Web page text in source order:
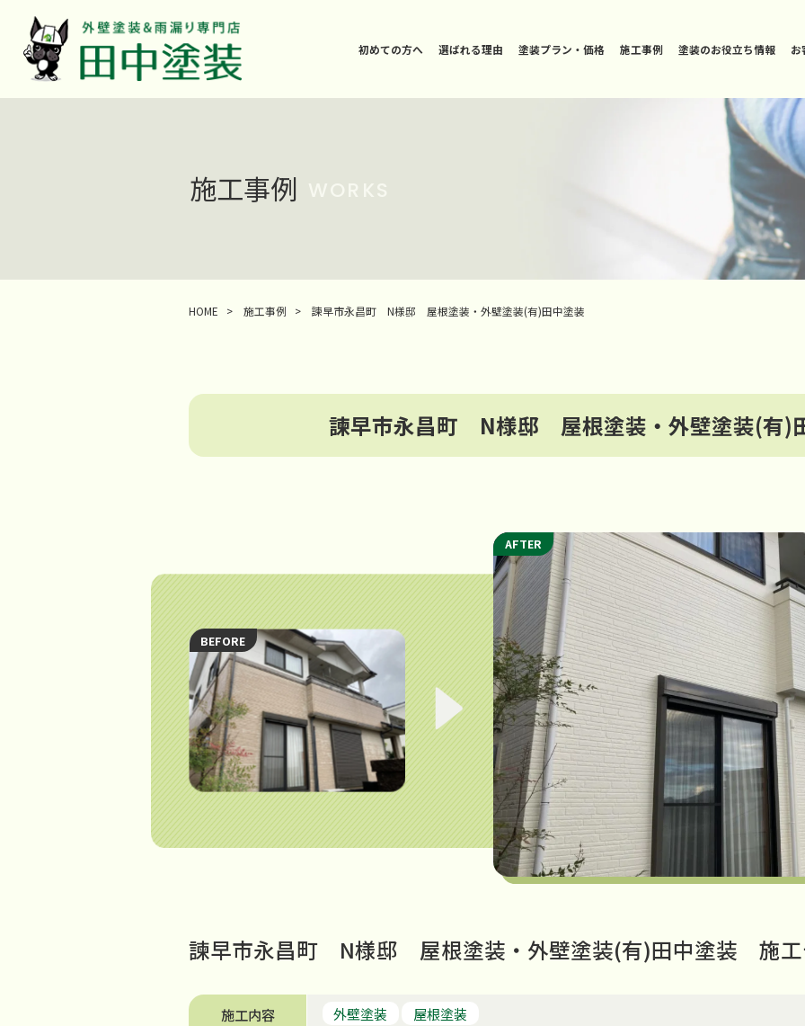
初めての方へ 選ばれる理由 塗装プラン・価格 施工事例 塗装のお役立ち情報 お
施工事例
HOME > 施工事例 > 諫早市永昌町 N様邸 屋根塗装・外壁塗装(有)田中塗装
諫早市永昌町 N様邸 屋根塗装・外壁塗装(有)
AFTER
BEFORE
諫早市永昌町 N様邸 屋根塗装・外壁塗装(有)田中塗装 施工
施工内容 外壁塗装 屋根塗装